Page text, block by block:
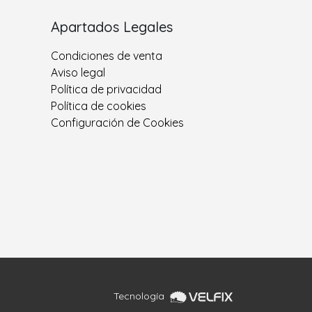
Apartados Legales
Condiciones de venta
Aviso legal
Política de privacidad
Política de cookies
Configuración de Cookies
Tecnología